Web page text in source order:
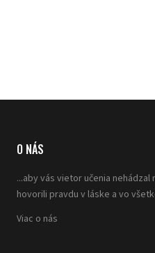
O NÁS
...aby vás vietor učenia
hovorili pravdu v láske a vo
Viac o nás